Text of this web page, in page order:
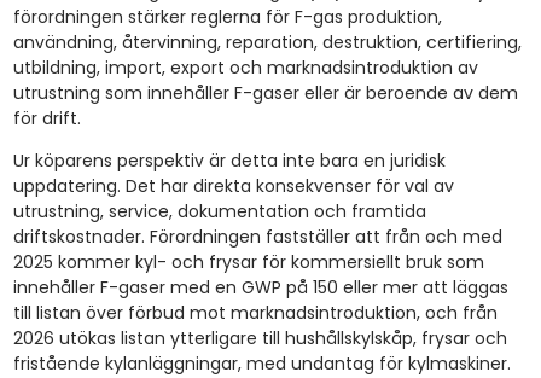
förordningen stärker reglerna för F-gas produktion,
användning, återvinning, reparation, destruktion, certifiering,
utbildning, import, export och marknadsintroduktion av
utrustning som innehåller F-gaser eller är beroende av dem
för drift.
Ur köparens perspektiv är detta inte bara en juridisk
uppdatering. Det har direkta konsekvenser för val av
utrustning, service, dokumentation och framtida
driftskostnader. Förordningen fastställer att från och med
2025 kommer kyl- och frysar för kommersiellt bruk som
innehåller F-gaser med en GWP på 150 eller mer att läggas
till listan över förbud mot marknadsintroduktion, och från
2026 utökas listan ytterligare till hushållskylskåp, frysar och
fristående kylanläggningar, med undantag för kylmaskiner.